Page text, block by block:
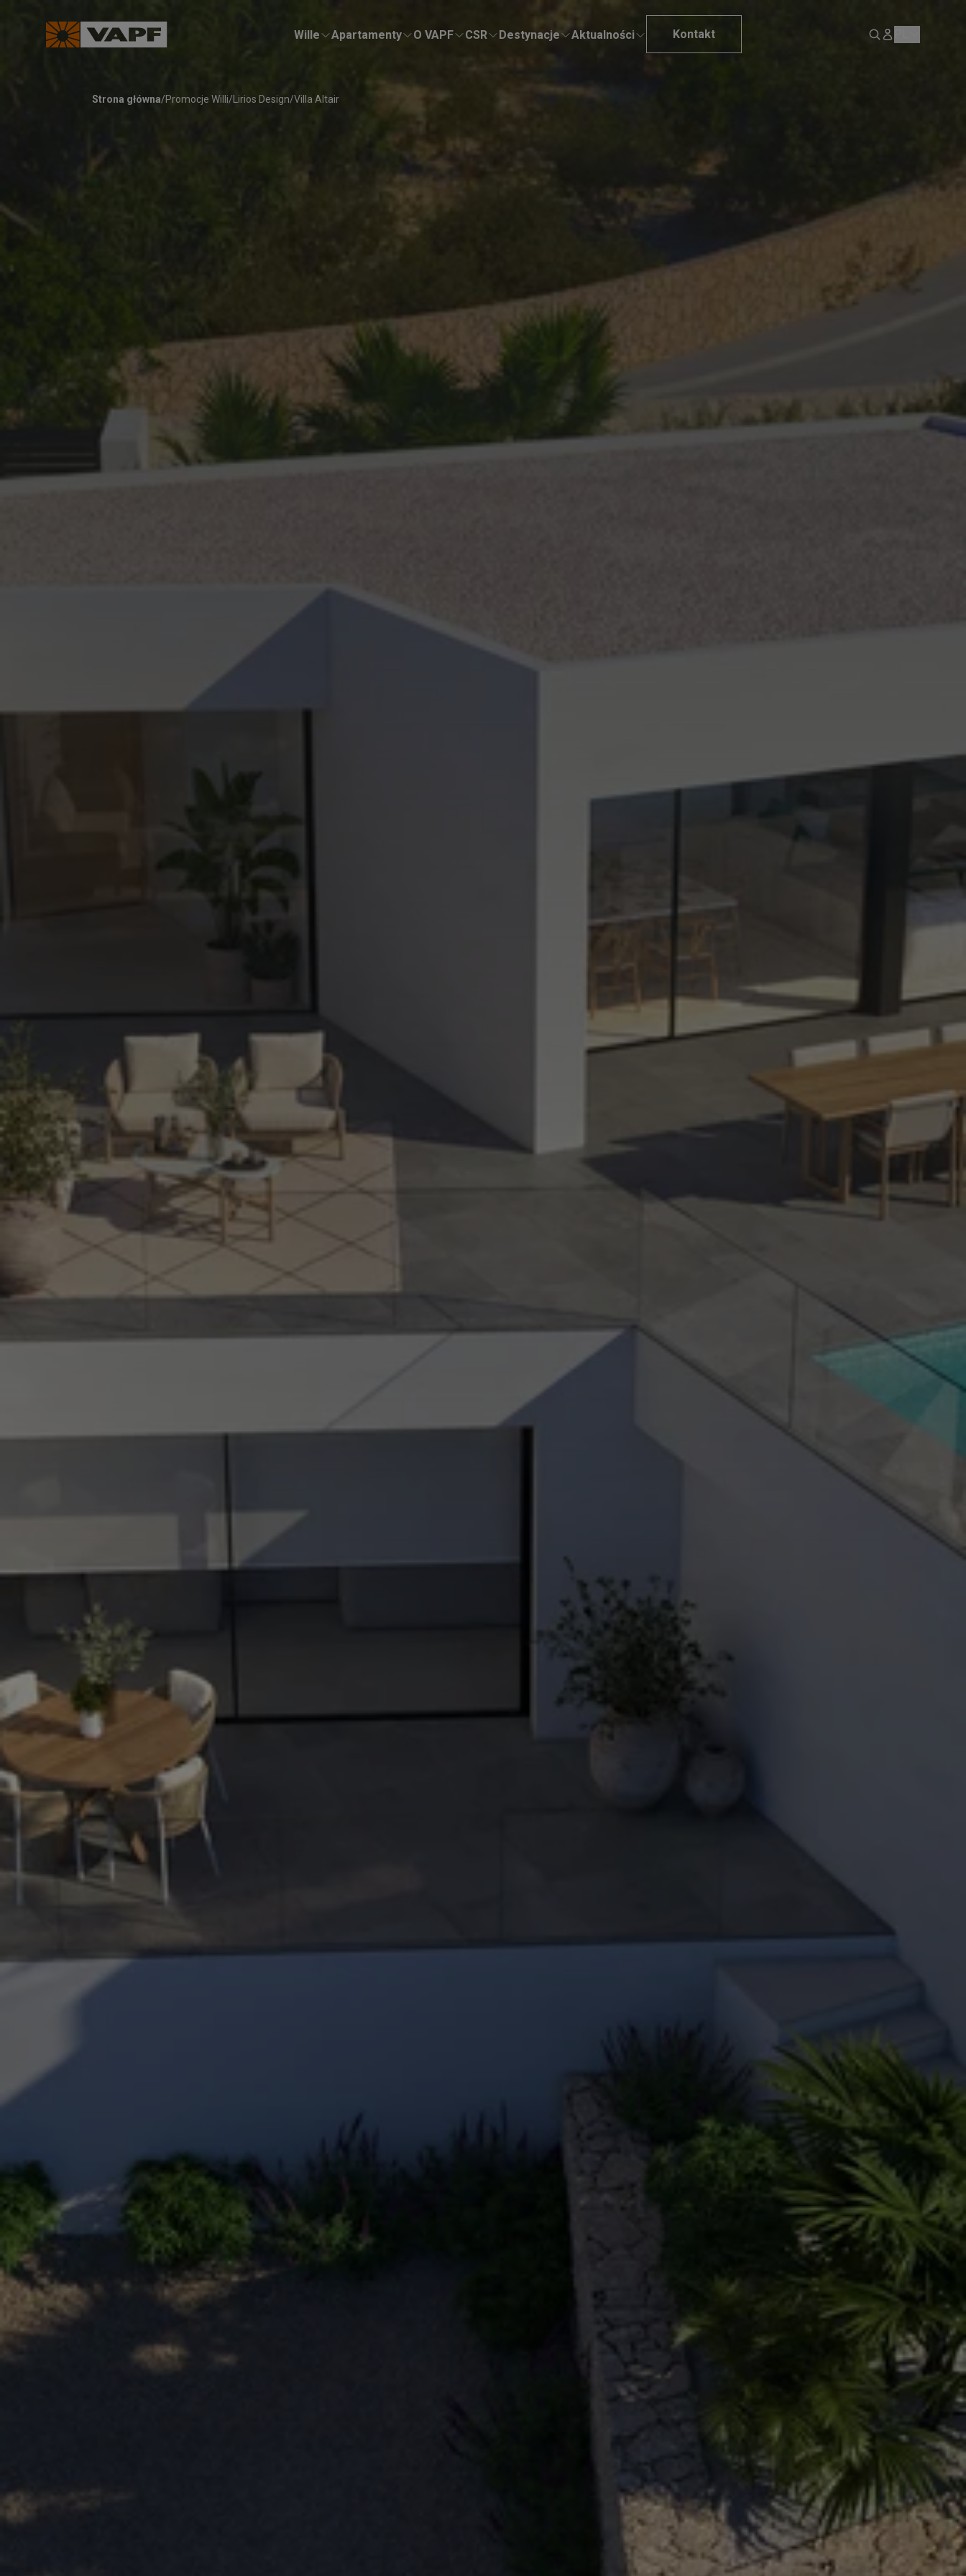
Wille Apartamenty O VAPF CSR Destynacje Aktualności Kontakt
Strona główna/Promocje Willi/ Lirios Design/Villa Altair